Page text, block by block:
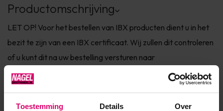
Toestemming Details Over
Productomschrijving
LET OP! Voor het bestellen van IBX producten dient u in het
bezit te zijn van een IBX certificaat. Wij zullen dit controleren
of u kunt dit na uw bestelling versturen naar
info@nagelgroothandel.nlHet
IBX System Duo Pack bestaat
uit:1 x IBX Repair 9,5 ml + 1 x IBX Strengthen 14,3 mlIBX
Strengthen = het werkpaard van het IBX systeemIBX is een